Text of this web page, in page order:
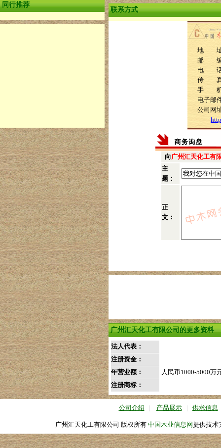
同行推荐
联系方式
地 址
邮 编
电 话
传 真
手 机
电子邮
公司网
向广州汇天化工有
主
题：
正
文：
广州汇天化工有限公司的更多资料
法人代表：
注册资金：
年营业额：
人民币1000-5000万
注册商标：
公司介绍 | 产品展示 | 供求信息
广州汇天化工有限公司 版权所有 中国木业信息网提供技术